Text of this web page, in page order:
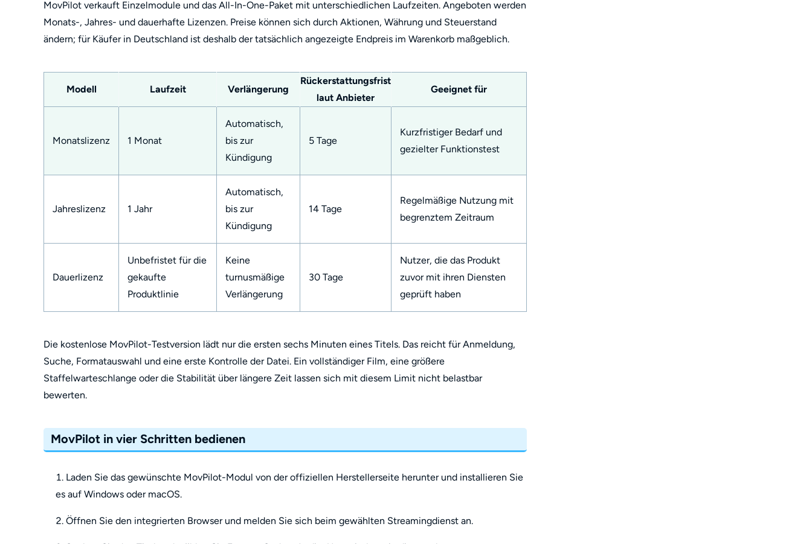
MovPilot verkauft Einzelmodule und das All-In-One-Paket mit unterschiedlichen Laufzeiten. Angeboten werden
Monats-, Jahres- und dauerhafte Lizenzen. Preise können sich durch Aktionen, Währung und Steuerstand
ändern; für Käufer in Deutschland ist deshalb der tatsächlich angezeigte Endpreis im Warenkorb maßgeblich.
Modell Laufzeit Verlängerung
Rückerstattungsfrist
laut Anbieter
Geeignet für
Monatslizenz 1 Monat
Automatisch,
bis zur
Kündigung
5 Tage
Kurzfristiger Bedarf und
gezielter Funktionstest
Jahreslizenz 1 Jahr
Automatisch,
bis zur
Kündigung
14 Tage
Regelmäßige Nutzung mit
begrenztem Zeitraum
Dauerlizenz
Unbefristet für die
gekaufte
Produktlinie
Keine
turnusmäßige
Verlängerung
30 Tage
Nutzer, die das Produkt
zuvor mit ihren Diensten
geprüft haben
Die kostenlose MovPilot-Testversion lädt nur die ersten sechs Minuten eines Titels. Das reicht für Anmeldung,
Suche, Formatauswahl und eine erste Kontrolle der Datei. Ein vollständiger Film, eine größere
Staffelwarteschlange oder die Stabilität über längere Zeit lassen sich mit diesem Limit nicht belastbar
bewerten.
MovPilot in vier Schritten bedienen
Laden Sie das gewünschte MovPilot-Modul von der offiziellen Herstellerseite herunter und installieren Sie
es auf Windows oder macOS.
Öffnen Sie den integrierten Browser und melden Sie sich beim gewählten Streamingdienst an.